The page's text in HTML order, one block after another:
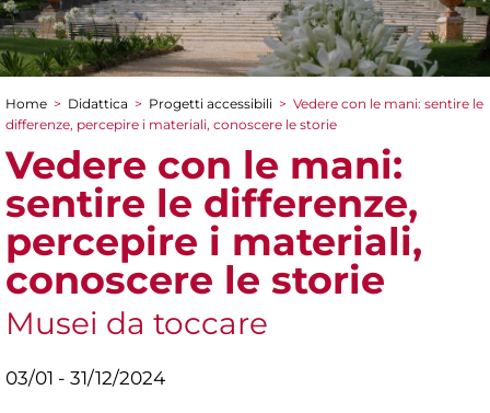
Tu sei qui
Home > Didattica > Progetti accessibili > Vedere con le mani: sentire le
differenze, percepire i materiali, conoscere le storie
Vedere con le mani:
sentire le differenze,
percepire i materiali,
conoscere le storie
Musei da toccare
03/01 - 31/12/2024